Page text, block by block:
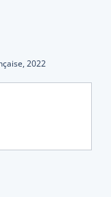
2022